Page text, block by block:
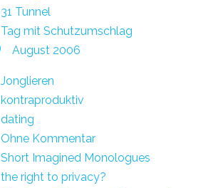
31 Tunnel
Tag mit Schutzumschlag
August 2006
Jonglieren
kontraproduktiv
dating
Ohne Kommentar
Short Imagined Monologues
the right to privacy?